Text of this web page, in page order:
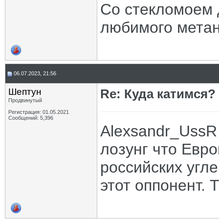
Со стекломоем
любимого
06.07.2023, 21:56
Шептун
Продвинутый
Регистрация: 01.05.2021
Сообщений: 5,396
Re: Куда катимся?
лозунг что
российских
этот оппонент.